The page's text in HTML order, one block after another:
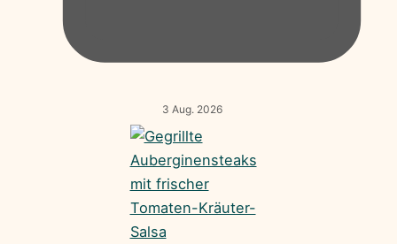
3 Aug. 2026